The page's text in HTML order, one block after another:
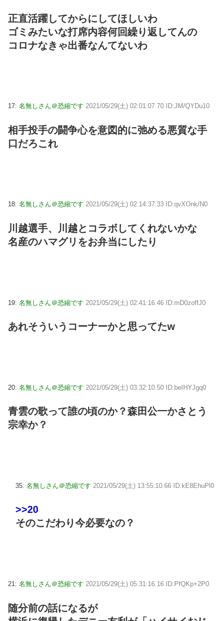
正直活躍してからにしてほしいわ
ゴミみたいな打席内容何回繰り返してんの
コロナなきゃ出番なんてないわ
17: 名無しさん＠恐縮です 2021/05/29(土) 02:01:07.70 ID:JM/QYDu10
相手投手の闘争心を意図的に弛める悪質な手
口だろこれ
18: 名無しさん＠恐縮です 2021/05/29(土) 02:14:37.33 ID:qvXOnk/N0
川越選手、川越とコラボしてくれないかな
名産のハマグリをお弁当にしたり
19: 名無しさん＠恐縮です 2021/05/29(土) 02:41:16.46 ID:mD0zoffJ0
あれそういうコーナーかと思ってたw
20: 名無しさん＠恐縮です 2021/05/29(土) 03:32:10.50 ID:beIHYJgq0
青雲の歌って誰の頃のか？森田公一かさとう
宗幸か？
35: 名無しさん＠恐縮です 2021/05/29(土) 13:55:10.66 ID:kE8EhuPl0
>>20
そのこだわり今必要なの？
21: 名無しさん＠恐縮です 2021/05/29(土) 05:31:16.16 ID:PfQKp+2P0
随分前の話になるが